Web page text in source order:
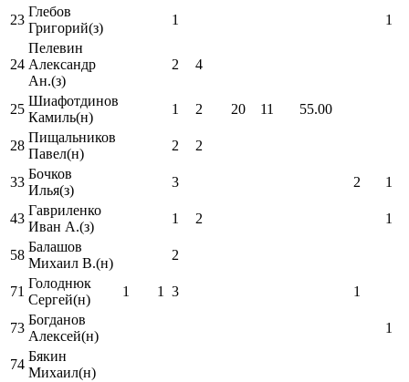
23
Глебов
Григорий(з)
1 1
24
Пелевин
Александр
Ан.(з)
2 4
25
Шиафотдинов
Камиль(н)
1 2 20 11 55.00
28
Пищальников
Павел(н)
2 2
33
Бочков
Илья(з)
3 2 1
43
Гавриленко
Иван А.(з)
1 2 1
58
Балашов
Михаил В.(н)
2
71
Голоднюк
Сергей(н)
1 1 3 1
73
Богданов
Алексей(н)
1
74
Бякин
Михаил(н)